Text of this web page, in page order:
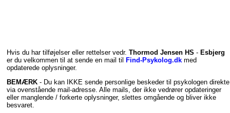
Hvis du har tilføjelser eller rettelser vedr. Thormod Jensen HS - Esbjerg
er du velkommen til at sende en mail til
Find-Psykolog.dk med
opdaterede oplysninger.
BEMÆRK - Du kan IKKE sende personlige beskeder til psykologen direkte
via ovenstående mail-adresse. Alle mails, der ikke vedrører opdateringer
eller manglende / forkerte oplysninger, slettes omgående og bliver ikke
besvaret.